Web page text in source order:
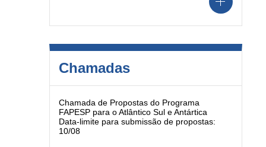
Chamadas
Chamada de Propostas do Programa
FAPESP para o Atlântico Sul e Antártica
Data-limite para submissão de propostas:
10/08